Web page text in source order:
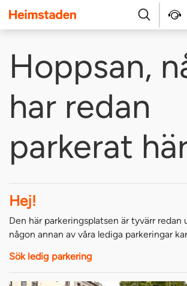
Heimstaden
Sök
Hoppsan,
har redan
parkerat
Hej!
Den här parkeringsplatsen är tyvärr redan
någon annan av våra lediga parkeringar
Sök ledig parkering